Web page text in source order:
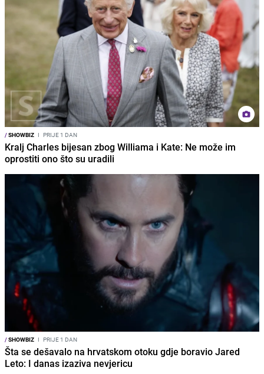
/SHOWBIZ I PRIJE 1 DAN
Kralj Charles bijesan zbog Williama i Kate: Ne može im
oprostiti ono što su uradili
/SHOWBIZ I PRIJE 1 DAN
Šta se dešavalo na hrvatskom otoku gdje boravio Jared
Leto: I danas izaziva nevjericu